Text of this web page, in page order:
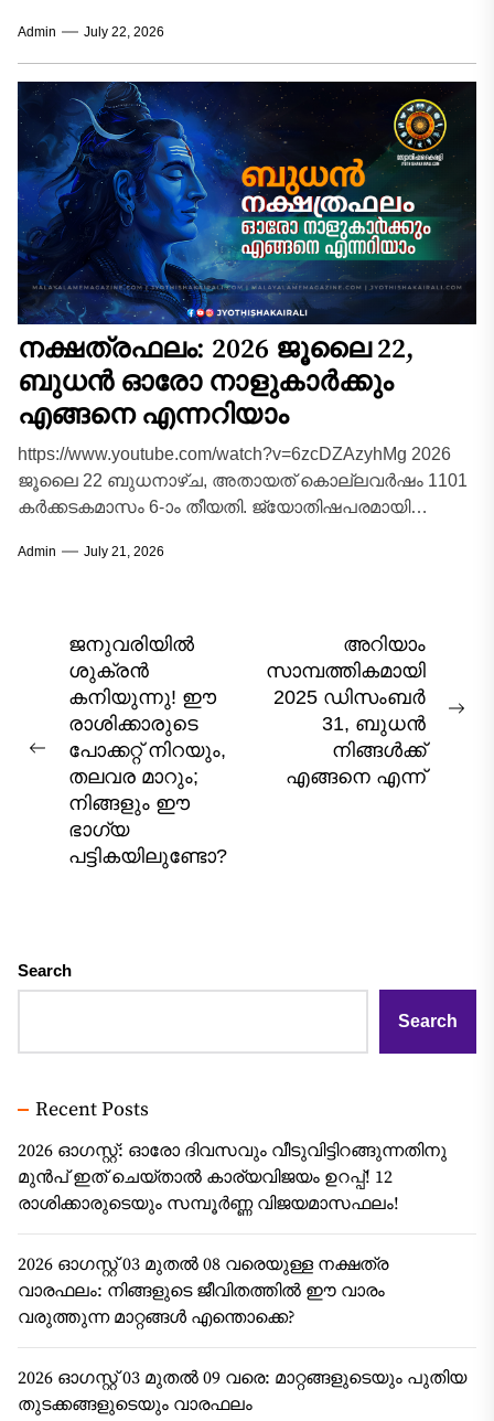
പ്രത്യേക പ്രശംസയും പിന്തുണയും പ്രതീക്ഷിക്കാം.
നിർത്തിവെച്ച...
Admin July 22, 2026
നക്ഷത്രഫലം: 2026 ജൂലൈ 22,
ബുധൻ ഓരോ നാളുകാർക്കും
എങ്ങനെ എന്നറിയാം
https://www.youtube.com/watch?v=6zcDZAzyhMg 2026
ജൂലൈ 22 ബുധനാഴ്ച, അതായത് കൊല്ലവർഷം 1101
കർക്കടകമാസം 6-ാം തീയതി. ജ്യോതിഷപരമായി
ബുധഗ്രഹത്തിന്റെ സ്വഭാവവിശേഷങ്ങളും ചന്ദ്രന്റെ
Admin July 21, 2026
Post
navigation
Previous
ജനുവരിയിൽ
ശുക്രൻ
കനിയുന്നു! ഈ
രാശിക്കാരുടെ
പോക്കറ്റ് നിറയും,
തലവര മാറും;
നിങ്ങളും ഈ
ഭാഗ്യ
പട്ടികയിലുണ്ടോ?
അറിയാം
സാമ്പത്തികമായി
2025 ഡിസംബർ
31, ബുധൻ
നിങ്ങൾക്ക്
എങ്ങനെ എന്ന്
Search
Search
Recent Posts
2026 ഓഗസ്റ്റ്: ഓരോ ദിവസവും വീടുവിട്ടിറങ്ങുന്നതിനു
മുൻപ് ഇത് ചെയ്താൽ കാര്യവിജയം ഉറപ്പ്! 12
രാശിക്കാരുടെയും സമ്പൂർണ്ണ വിജയമാസഫലം!
2026 ഓഗസ്റ്റ് 03 മുതൽ 08 വരെയുള്ള നക്ഷത്ര
വാരഫലം: നിങ്ങളുടെ ജീവിതത്തിൽ ഈ വാരം
വരുത്തുന്ന മാറ്റങ്ങൾ എന്തൊക്കെ?
2026 ഓഗസ്റ്റ് 03 മുതൽ 09 വരെ: മാറ്റങ്ങളുടെയും പുതിയ
തുടക്കങ്ങളുടെയും വാരഫലം